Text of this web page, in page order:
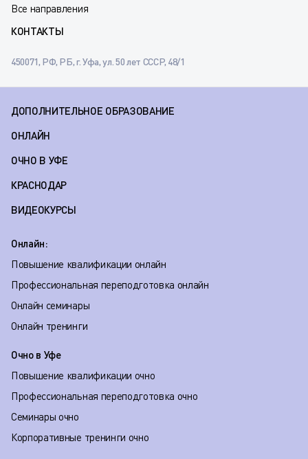
Все направления
КОНТАКТЫ
450071, РФ, РБ, г. Уфа, ул. 50 лет СССР, 48/1
ДОПОЛНИТЕЛЬНОЕ ОБРАЗОВАНИЕ
ОНЛАЙН
ОЧНО В УФЕ
КРАСНОДАР
ВИДЕОКУРСЫ
Онлайн:
Повышение квалификации онлайн
Профессиональная переподготовка онлайн
Онлайн семинары
Онлайн тренинги
Очно в Уфе
Повышение квалификации очно
Профессиональная переподготовка очно
Семинары очно
Корпоративные тренинги очно